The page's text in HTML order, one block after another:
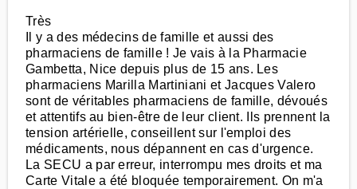
Très
Il y a des médecins de famille et aussi des
pharmaciens de famille ! Je vais à la Pharmacie
Gambetta, Nice depuis plus de 15 ans. Les
pharmaciens Marilla Martiniani et Jacques Valero
sont de véritables pharmaciens de famille, dévoués
et attentifs au bien-être de leur client. Ils prennent la
tension artérielle, conseillent sur l'emploi des
médicaments, nous dépannent en cas d'urgence.
La SECU a par erreur, interrompu mes droits et ma
Carte Vitale a été bloquée temporairement. On m'a